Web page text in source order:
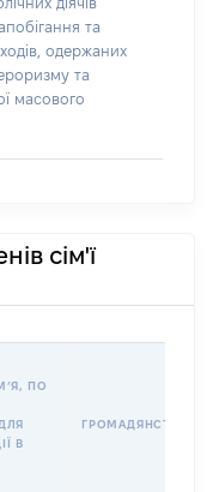
та
одержаних
та
масового
сім'ї
ПО
В
ГРОМАДЯНСТВО